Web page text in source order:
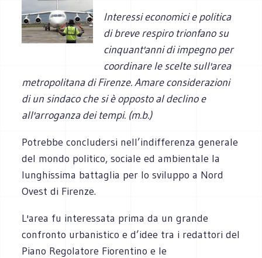
Interessi economici e politica
di breve respiro trionfano su
cinquant'anni di impegno per
coordinare le scelte sull'area
metropolitana di Firenze. Amare considerazioni
di un sindaco che si è opposto al declino e
all'arroganza dei tempi. (m.b.)
Potrebbe concludersi nell’indifferenza generale
del mondo politico, sociale ed ambientale la
lunghissima battaglia per lo sviluppo a Nord
Ovest di Firenze.
L'area fu interessata prima da un grande
confronto urbanistico e d’idee tra i redattori del
Piano Regolatore Fiorentino e le